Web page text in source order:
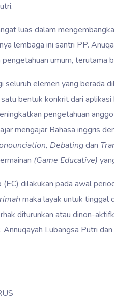
luas dalam
lembaga ini santri PP.
umum, terutama
elemen yang berada
bentuk konkrit dari
pengetahuan
mengajar Bahasa inggris
Debatingdan
(Game Educative)
dilakukan pada awal
maka layak untuk tinggal
diturunkan atau dinon-
Lubangsa Putri